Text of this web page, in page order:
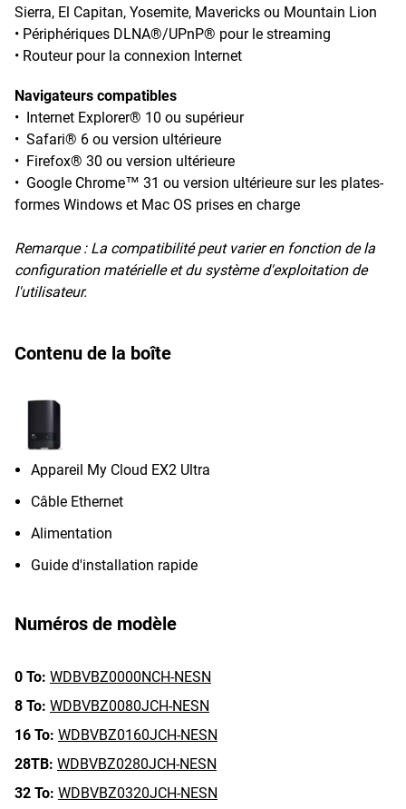
Sierra, El Capitan, Yosemite, Mavericks ou Mountain Lion
• Périphériques DLNA®/UPnP® pour le streaming
• Routeur pour la connexion Internet
Navigateurs compatibles
• Internet Explorer® 10 ou supérieur
• Safari® 6 ou version ultérieure
• Firefox® 30 ou version ultérieure
• Google Chrome™ 31 ou version ultérieure sur les plates-
formes Windows et Mac OS prises en charge
Remarque : La compatibilité peut varier en fonction de la
configuration matérielle et du système d'exploitation de
l'utilisateur.
Contenu de la boîte
Appareil My Cloud EX2 Ultra
Câble Ethernet
Alimentation
Guide d'installation rapide
Numéros de modèle
0 To: WDBVBZ0000NCH-NESN
8 To: WDBVBZ0080JCH-NESN
16 To: WDBVBZ0160JCH-NESN
28TB: WDBVBZ0280JCH-NESN
32 To: WDBVBZ0320JCH-NESN